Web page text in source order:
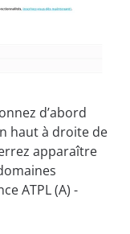
d’abord
haut à droite de
apparaître
ATPL (A) -